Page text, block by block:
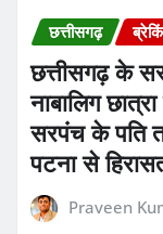
छत्तीसगढ़
छत्तीसगढ़ के
नाबालिग
सरपंच के पति
पटना से
Praveen